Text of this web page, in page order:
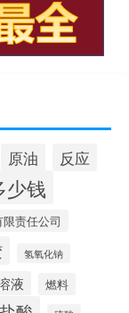
原油 反应
少钱
限责任公司
氢氧化钠
液 燃料